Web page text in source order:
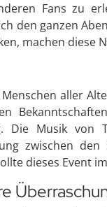
Fans zu
den ganzen
machen diese
aller
Die Musik
zwischen
dieses Event